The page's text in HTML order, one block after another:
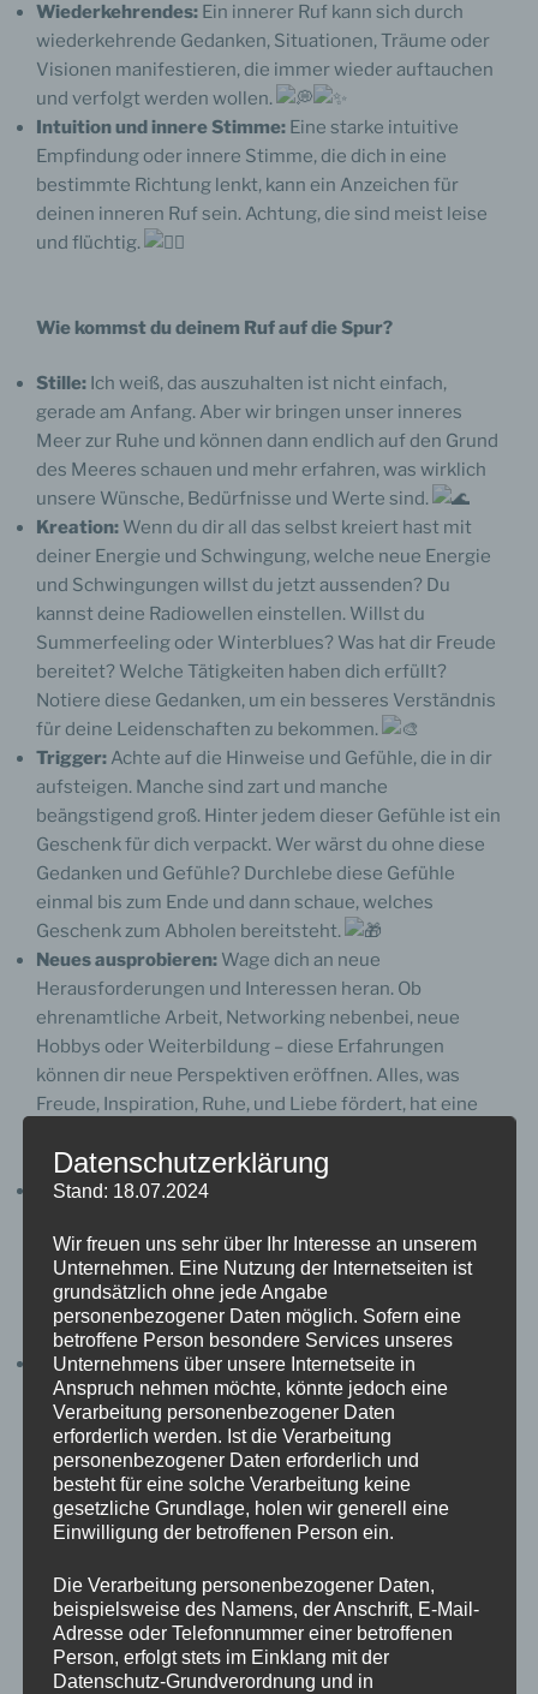
Wiederkehrendes: Ein innerer Ruf kann sich durch
wiederkehrende Gedanken, Situationen, Träume oder
Visionen manifestieren, die immer wieder auftauchen
und verfolgt werden wollen.
Intuition und innere Stimme: Eine starke intuitive
Empfindung oder innere Stimme, die dich in eine
bestimmte Richtung lenkt, kann ein Anzeichen für
deinen inneren Ruf sein. Achtung, die sind meist leise
und flüchtig.
Wie kommst du deinem Ruf auf die Spur?
Stille: Ich weiß, das auszuhalten ist nicht einfach,
gerade am Anfang. Aber wir bringen unser inneres
Meer zur Ruhe und können dann endlich auf den Grund
des Meeres schauen und mehr erfahren, was wirklich
unsere Wünsche, Bedürfnisse und Werte sind.
Kreation: Wenn du dir all das selbst kreiert hast mit
deiner Energie und Schwingung, welche neue Energie
und Schwingungen willst du jetzt aussenden? Du
kannst deine Radiowellen einstellen. Willst du
Summerfeeling oder Winterblues? Was hat dir Freude
bereitet? Welche Tätigkeiten haben dich erfüllt?
Notiere diese Gedanken, um ein besseres Verständnis
für deine Leidenschaften zu bekommen.
Trigger: Achte auf die Hinweise und Gefühle, die in dir
aufsteigen. Manche sind zart und manche
beängstigend groß. Hinter jedem dieser Gefühle ist ein
Geschenk für dich verpackt. Wer wärst du ohne diese
Gedanken und Gefühle? Durchlebe diese Gefühle
einmal bis zum Ende und dann schaue, welches
Geschenk zum Abholen bereitsteht.
Neues ausprobieren: Wage dich an neue
Herausforderungen und Interessen heran. Ob
ehrenamtliche Arbeit, Networking nebenbei, neue
Hobbys oder Weiterbildung – diese Erfahrungen
können dir neue Perspektiven eröffnen. Alles, was
Freude, Inspiration, Ruhe, und Liebe fördert, hat eine
davon!
Geduld haben:Der Weg zu deinem inneren Ruf ist kein
mit dir selbst und vertraue darauf, dass du, sobald du
die Absicht „Ich finde meinen inneren Ruf“ aussprichst,
dass das Universum dir liefern wird. Die Frage ist nur:
Bist du wirklich offen und achtsam?
Unterstützung suchen:Vernetze dich mit Menschen,
die ähnliche Erfahrungen gemacht haben oder dich
inspirieren. Unsere Gruppe hier ist ein wunderbarer
Ort, um Unterstützung und Rat zu finden.
Wie fängst du an, nehme einen der Punkte raus und
fange an einfachsten ist die Stille. Denn du weißt ja wir
jetzt sofort an Still zu werden und dein Atem zu
beobachten.
Fazit
Datenschutzerklärung
Stand: 18.07.2024
Wir freuen uns sehr über Ihr Interesse an unserem
Unternehmen. Eine Nutzung der Internetseiten ist
grundsätzlich ohne jede Angabe
personenbezogener Daten möglich. Sofern eine
betroffene Person besondere Services unseres
Unternehmens über unsere Internetseite in
Anspruch nehmen möchte, könnte jedoch eine
Verarbeitung personenbezogener Daten
erforderlich werden. Ist die Verarbeitung
personenbezogener Daten erforderlich und
besteht für eine solche Verarbeitung keine
gesetzliche Grundlage, holen wir generell eine
Einwilligung der betroffenen Person ein.
Die Verarbeitung personenbezogener Daten,
beispielsweise des Namens, der Anschrift, E-Mail-
Adresse oder Telefonnummer einer betroffenen
Person, erfolgt stets im Einklang mit der
Datenschutz-Grundverordnung und in